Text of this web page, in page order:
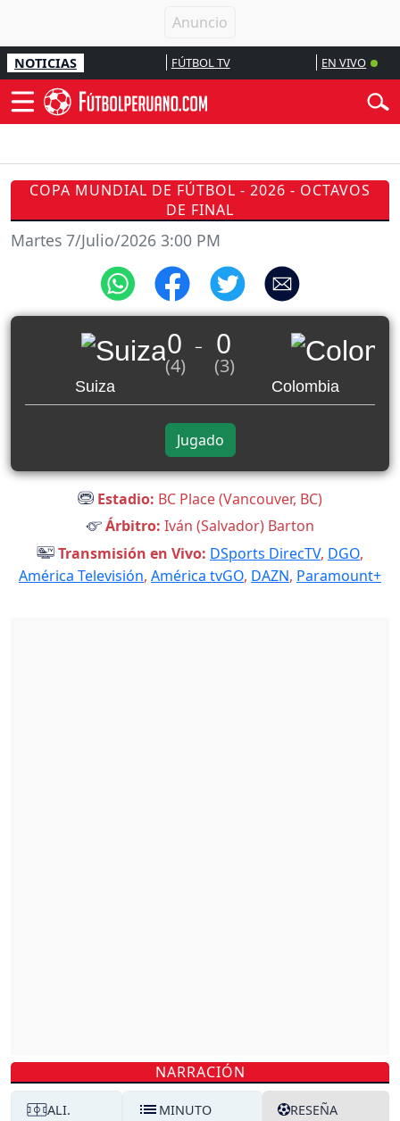
NOTICIAS FÚTBOL TV EN VIVO
COPA MUNDIAL DE FÚTBOL - 2026 - OCTAVOS
DE FINAL
Martes 7/Julio/2026 3:00 PM
Suiza
0
(4) _ 0
(3)
Colombia
Jugado
Estadio: BC Place (Vancouver, BC)
Árbitro: Iván (Salvador) Barton
Transmisión en Vivo: DSports DirecTV, DGO,
América Televisión, América tvGO, DAZN, Paramount+
NARRACIÓN
ALI. MINUTO RESEÑA